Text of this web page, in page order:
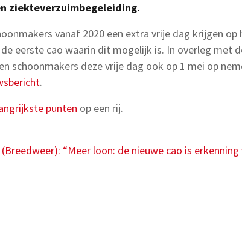
ziekteverzuimbegeleiding.
vanaf 2020 een extra vrije dag krijgen op
eerste cao waarin dit mogelijk is. In overleg met
schoonmakers deze vrije dag ook op 1 mei op
.
punten op een rij.
“Meer loon: de nieuwe cao is